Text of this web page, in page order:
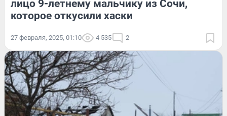
лицо 9-летнему мальчику из Сочи,
которое откусили хаски
27 февраля, 2025, 01:10 4 535 2